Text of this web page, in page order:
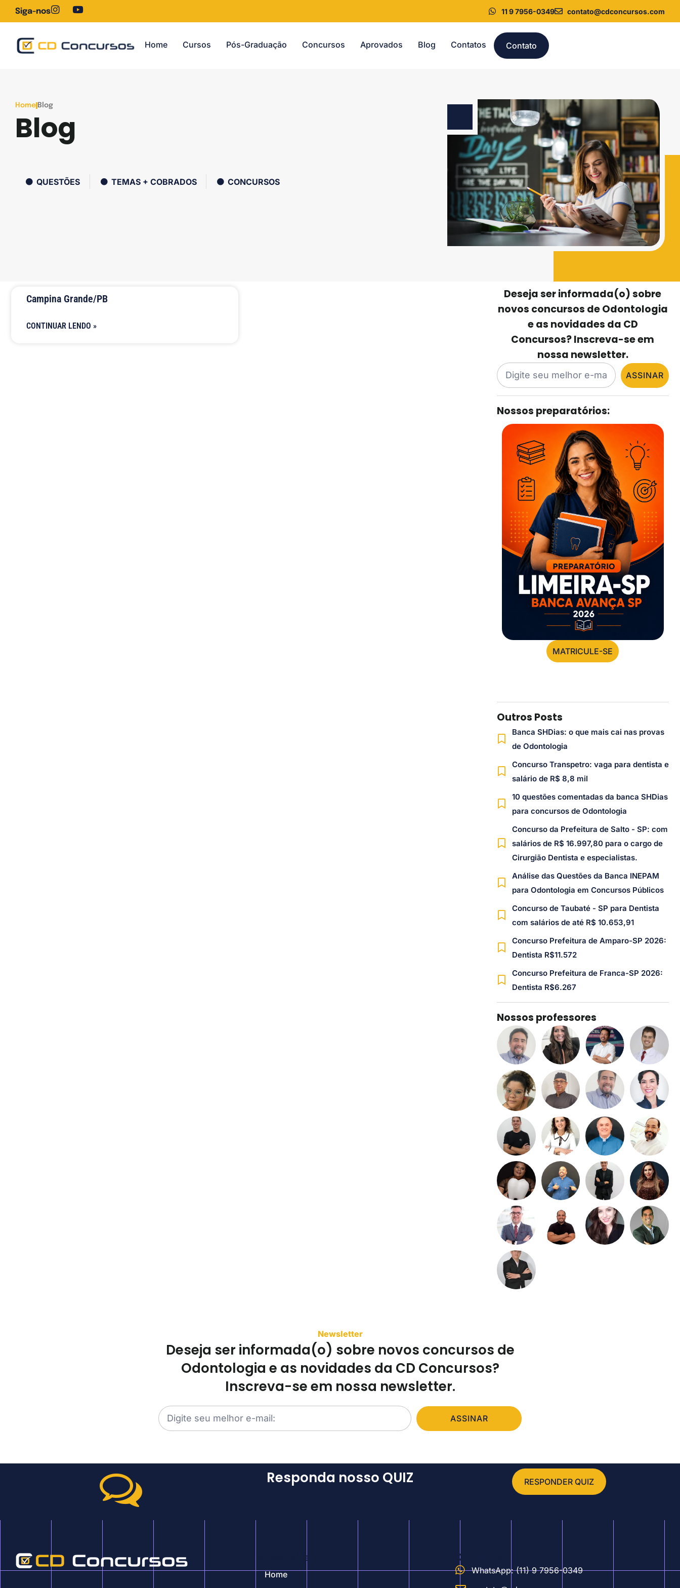
Siga-nos 11 9 7956-0349 contato@cdconcursos.com
Home Cursos Pós-Graduação Concursos Aprovados Blog Contatos Contato
Home Blog
Blog
QUESTÕES TEMAS + COBRADOS CONCURSOS
Campina Grande/PB
CONTINUAR LENDO »
Deseja ser informada(o) sobre
novos concursos de Odontologia
e as novidades da CD
Concursos? Inscreva-se em
nossa newsletter.
ASSINAR
Nossos preparatórios:
MATRICULE-SE
Outros Posts
Banca SHDias: o que mais cai nas provas
de Odontologia
Concurso Transpetro: vaga para dentista e
salário de R$ 8,8 mil
10 questões comentadas da banca SHDias
para concursos de Odontologia
Concurso da Prefeitura de Salto - SP: com
salários de R$ 16.997,80 para o cargo de
Cirurgião Dentista e especialistas.
Análise das Questões da Banca INEPAM
para Odontologia em Concursos Públicos
Concurso de Taubaté - SP para Dentista
com salários de até R$ 10.653,91
Concurso Prefeitura de Amparo-SP 2026:
Dentista R$11.572
Concurso Prefeitura de Franca-SP 2026:
Dentista R$6.267
Nossos professores​
Newsletter
Deseja ser informada(o) sobre novos concursos de
Odontologia e as novidades da CD Concursos?
Inscreva-se em nossa newsletter.
ASSINAR
Responda nosso QUIZ RESPONDER QUIZ
Nosso site
Home
Contatos
WhatsApp: (11) 9 7956-0349